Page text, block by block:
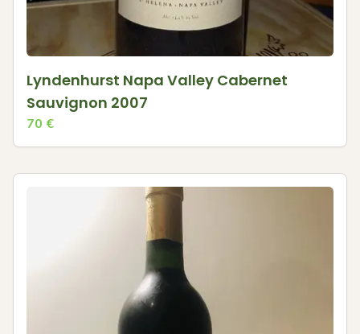
Lyndenhurst Napa Valley Cabernet
Sauvignon 2007
70 €